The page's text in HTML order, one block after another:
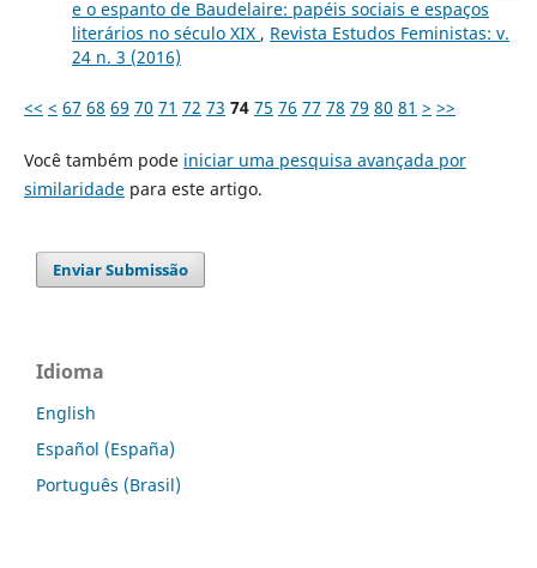
e o espanto de Baudelaire: papéis sociais e espaços
literários no século XIX , Revista Estudos Feministas: v.
24 n. 3 (2016)
<< < 67 68 69 70 71 72 73 74 75 76 77 78 79 80 81 > >>
Você também pode iniciar uma pesquisa avançada por
similaridadepara este artigo.
Enviar Submissão
Idioma
English
Español (España)
Português (Brasil)